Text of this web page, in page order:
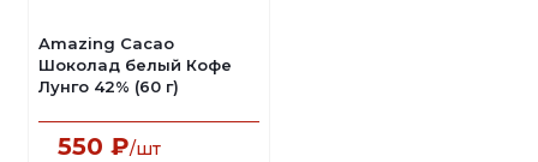
Amazing Cacao
Шоколад белый Кофе
Лунго 42% (60 г)
550 ₽/шт